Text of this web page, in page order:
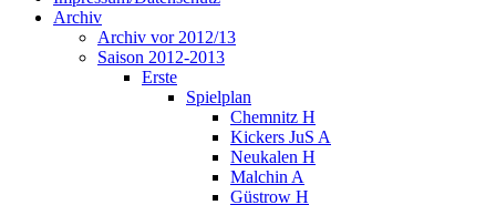
Archiv
Archiv vor 2012/13
Saison 2012-2013
Erste
Spielplan
Chemnitz H
Kickers JuS A
Neukalen H
Malchin A
Güstrow H